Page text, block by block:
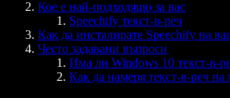
Кое е най-подходящо за вас
Speechify текст-в-реч
Как да инсталирате Speechify на
Често задавани въпроси
Има ли Windows 10 текст-в-
Как да намеря текст-в-реч